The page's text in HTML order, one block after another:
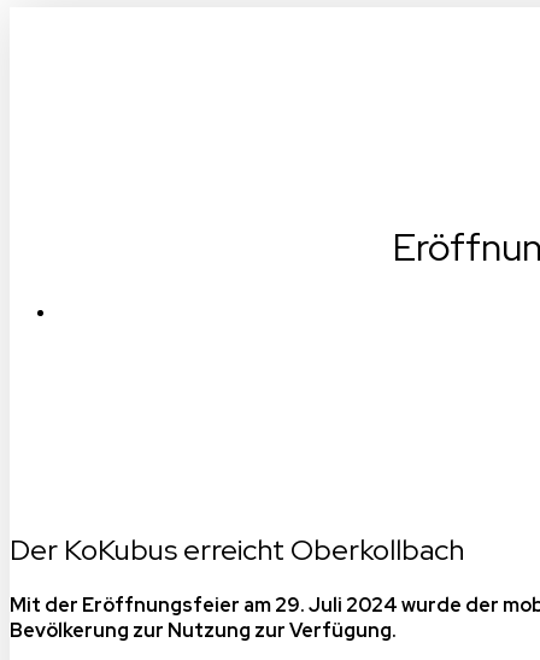
Der KoKubus erreicht Oberkollbach
Mit der Eröffnungsfeier am 29. Juli 2024 wurde der
Bevölkerung zur Nutzung zur Verfügung.